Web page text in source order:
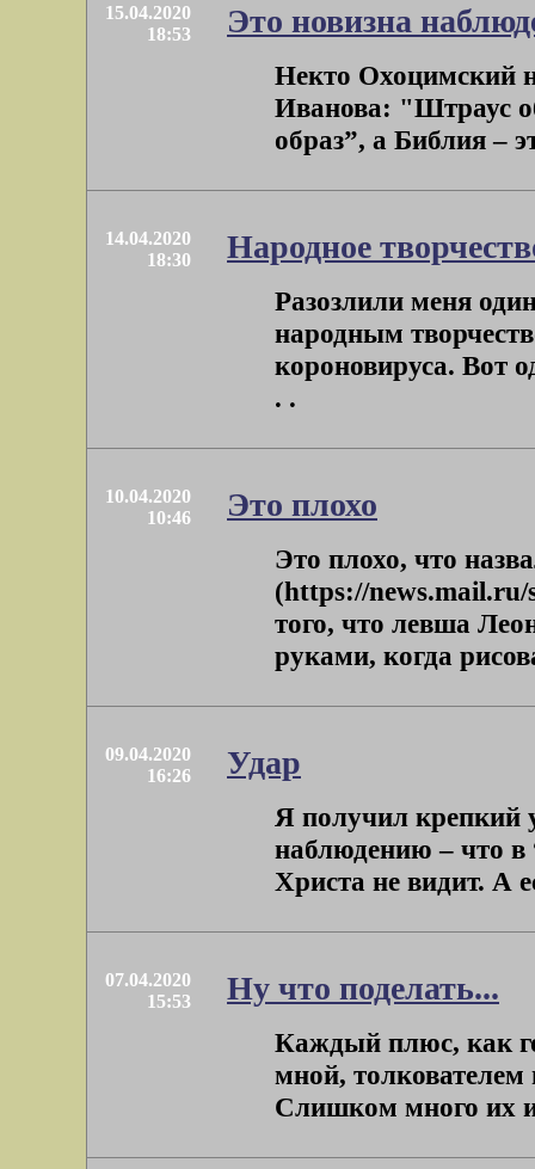
15.04.2020
18:53
Это новизна
Некто Охоцимский
Иванова: "Штраус
образ”, а Библия –
14.04.2020
18:30
Народное
Разозлили меня
народным
короновируса. Вот
. .
10.04.2020
10:46
Это плохо
Это плохо, что
(https://
того, что левша
руками, когда
09.04.2020
16:26
Удар
Я получил крепкий
наблюдению – что в
Христа не видит. А
07.04.2020
15:53
Ну что поделать...
Каждый плюс, как
мной, толкователем
Слишком много их